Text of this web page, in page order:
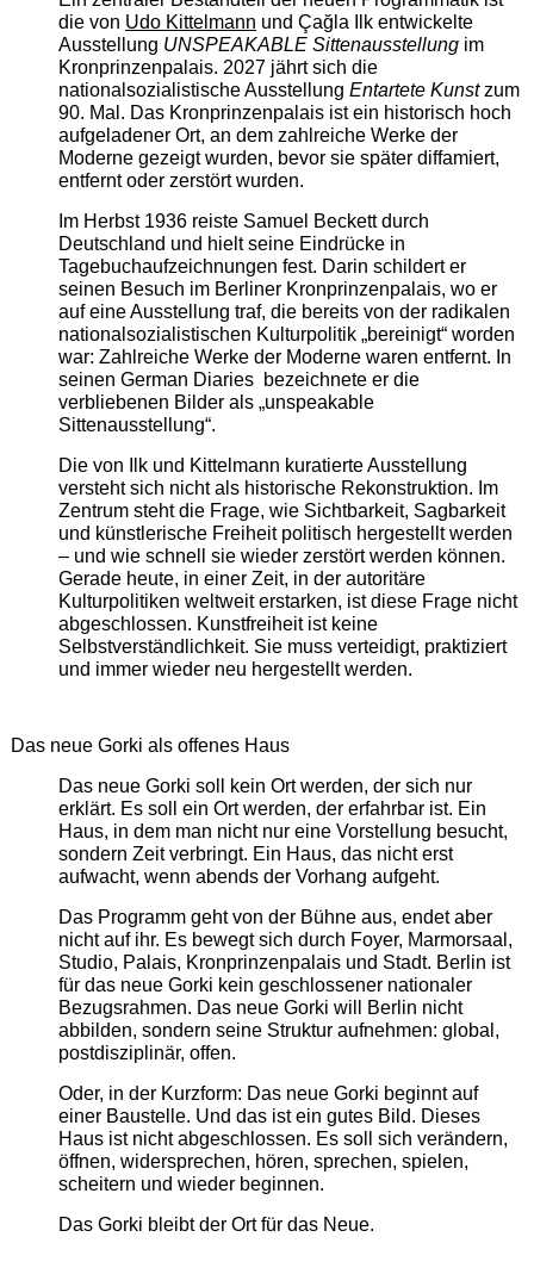
die von Udo Kittelmann und Çağla Ilk entwickelte
Ausstellung UNSPEAKABLE Sittenausstellungim
Kronprinzenpalais. 2027 jährt sich die
nationalsozialistische Ausstellung Entartete Kunstzum
90. Mal. Das Kronprinzenpalais ist ein historisch hoch
aufgeladener Ort, an dem zahlreiche Werke der
Moderne gezeigt wurden, bevor sie später diffamiert,
entfernt oder zerstört wurden.
Im Herbst 1936 reiste Samuel Beckett durch
Deutschland und hielt seine Eindrücke in
Tagebuchaufzeichnungen fest. Darin schildert er
seinen Besuch im Berliner Kronprinzenpalais, wo er
auf eine Ausstellung traf, die bereits von der radikalen
nationalsozialistischen Kulturpolitik „bereinigt“ worden
war: Zahlreiche Werke der Moderne waren entfernt. In
seinen German Diaries bezeichnete er die
verbliebenen Bilder als „unspeakable
Sittenausstellung“.
Die von Ilk und Kittelmann kuratierte Ausstellung
versteht sich nicht als historische Rekonstruktion. Im
Zentrum steht die Frage, wie Sichtbarkeit, Sagbarkeit
und künstlerische Freiheit politisch hergestellt werden
– und wie schnell sie wieder zerstört werden können.
Gerade heute, in einer Zeit, in der autoritäre
Kulturpolitiken weltweit erstarken, ist diese Frage nicht
abgeschlossen. Kunstfreiheit ist keine
Selbstverständlichkeit. Sie muss verteidigt, praktiziert
und immer wieder neu hergestellt werden.
Das neue Gorki als offenes Haus
Das neue Gorki soll kein Ort werden, der sich nur
erklärt. Es soll ein Ort werden, der erfahrbar ist. Ein
Haus, in dem man nicht nur eine Vorstellung besucht,
sondern Zeit verbringt. Ein Haus, das nicht erst
aufwacht, wenn abends der Vorhang aufgeht.
Das Programm geht von der Bühne aus, endet aber
nicht auf ihr. Es bewegt sich durch Foyer, Marmorsaal,
Studio, Palais, Kronprinzenpalais und Stadt. Berlin ist
für das neue Gorki kein geschlossener nationaler
Bezugsrahmen. Das neue Gorki will Berlin nicht
abbilden, sondern seine Struktur aufnehmen: global,
postdisziplinär, offen.
Oder, in der Kurzform: Das neue Gorki beginnt auf
einer Baustelle. Und das ist ein gutes Bild. Dieses
Haus ist nicht abgeschlossen. Es soll sich verändern,
öffnen, widersprechen, hören, sprechen, spielen,
scheitern und wieder beginnen.
Das Gorki bleibt der Ort für das Neue.